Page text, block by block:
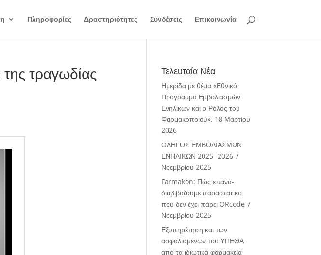
Πληροφορίες Δραστηριότητες Συνδέσεις Επικοινωνία
τραγωδίας Τελευταία Νέα
Ημερίδα με θέμα «Εθνικό
Πρόγραμμα Εμβολιασμών
Ενηλίκων και ο Ρόλος του
Φαρμακοποιού». 18 Μαρτίου
2026
ΟΔΗΓΟΣ ΕΜΒΟΛΙΑΣΜΩΝ
ΕΝΗΛΙΚΩΝ 2025 -2026 7
Νοεμβρίου 2025
Farmakon: Πώς επανα-
διαβιβάζουμε παραστατικό
που δεν έχει πάρει QRcode 7
Νοεμβρίου 2025
Εξυπηρέτηση και των
ασφαλισμένων του ΥΠΕΘΑ
από τα ιδιωτικά φαρμακεία